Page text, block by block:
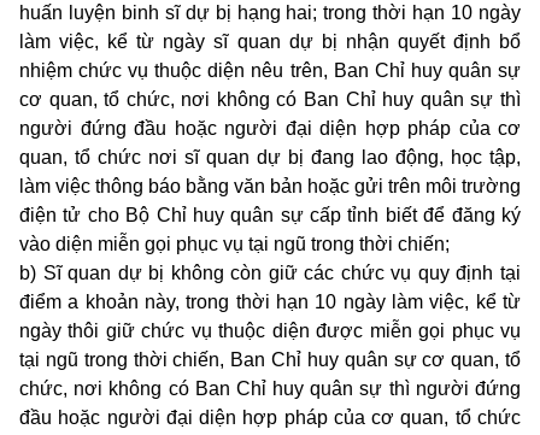
huấn luyện binh sĩ dự bị hạng hai; trong thời hạn 10 ngày
làm việc, kể từ ngày sĩ quan dự bị nhận quyết định bổ
nhiệm chức vụ thuộc diện nêu trên, Ban Chỉ huy quân sự
cơ quan, tổ chức, nơi không có Ban Chỉ huy quân sự thì
người đứng đầu hoặc người đại diện hợp pháp của cơ
quan, tổ chức nơi sĩ quan dự bị đang lao động, học tập,
làm việc thông báo bằng văn bản hoặc gửi trên môi trường
điện tử cho Bộ Chỉ huy quân sự cấp tỉnh biết để đăng ký
vào diện miễn gọi phục vụ tại ngũ trong thời chiến;
b) Sĩ quan dự bị không còn giữ các chức vụ quy định tại
điểm a khoản này, trong thời hạn 10 ngày làm việc, kể từ
ngày thôi giữ chức vụ thuộc diện được miễn gọi phục vụ
tại ngũ trong thời chiến, Ban Chỉ huy quân sự cơ quan, tổ
chức, nơi không có Ban Chỉ huy quân sự thì người đứng
đầu hoặc người đại diện hợp pháp của cơ quan, tổ chức